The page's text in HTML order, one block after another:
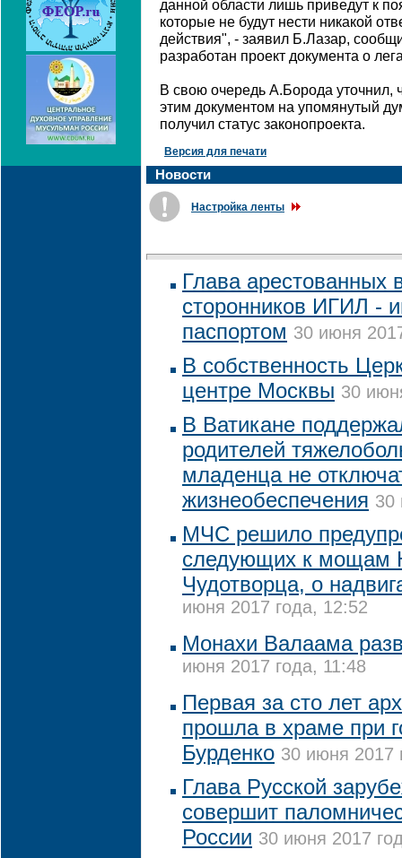
данной области лишь приведут к
которые не будут нести никакой
действия", - заявил Б.Лазар,
разработан проект документа о
В свою очередь А.Борода уточнил,
этим документом на упомянутый
получил статус законопроекта.
Версия для печати
Новости
Настройка ленты
Глава арестованных
сторонников ИГИЛ -
паспортом 30 июня
В собственность
центре Москвы 30
В Ватикане
родителей
младенца не
жизнеобеспечения 30
МЧС решило
следующих к мощам
Чудотворца, о
июня 2017 года, 12:52
Монахи Валаама
июня 2017 года, 11:48
Первая за сто лет
прошла в храме при
Бурденко 30 июня 2017
Глава Русской
совершит
России 30 июня 2017